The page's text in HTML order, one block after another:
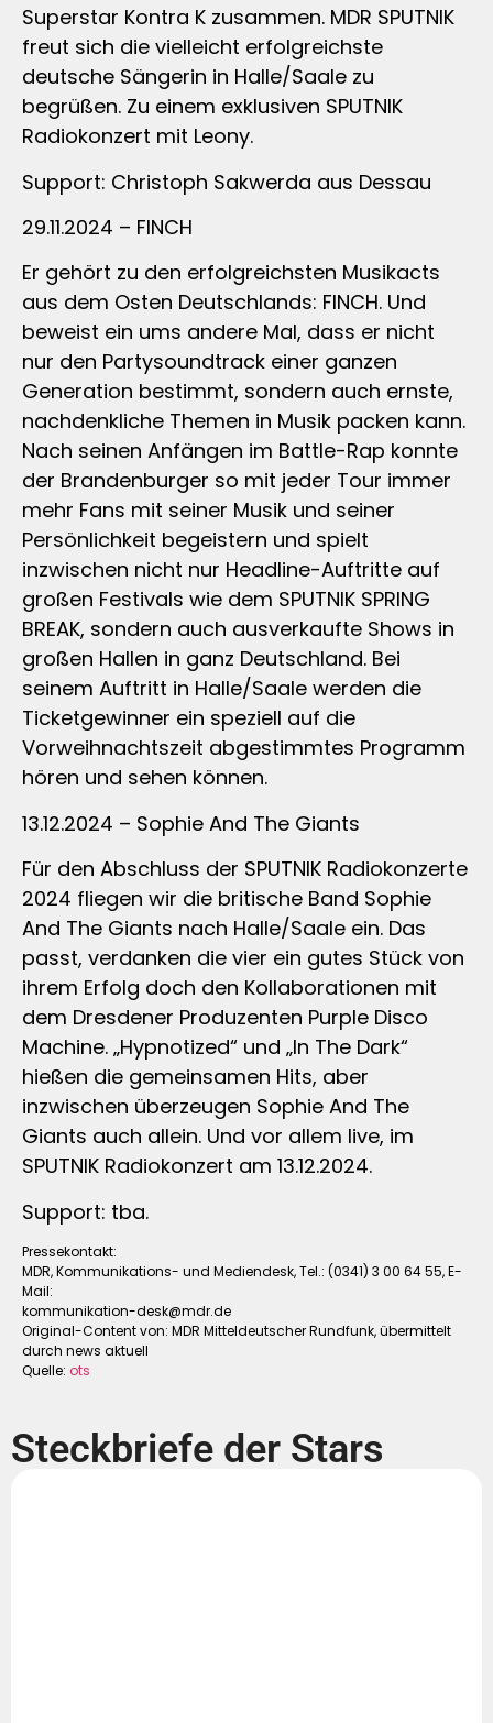
Superstar Kontra K zusammen. MDR SPUTNIK
freut sich die vielleicht erfolgreichste
deutsche Sängerin in Halle/Saale zu
begrüßen. Zu einem exklusiven SPUTNIK
Radiokonzert mit Leony.
Support: Christoph Sakwerda aus Dessau
29.11.2024 – FINCH
Er gehört zu den erfolgreichsten Musikacts
aus dem Osten Deutschlands: FINCH. Und
beweist ein ums andere Mal, dass er nicht
nur den Partysoundtrack einer ganzen
Generation bestimmt, sondern auch ernste,
nachdenkliche Themen in Musik packen kann.
Nach seinen Anfängen im Battle-Rap konnte
der Brandenburger so mit jeder Tour immer
mehr Fans mit seiner Musik und seiner
Persönlichkeit begeistern und spielt
inzwischen nicht nur Headline-Auftritte auf
großen Festivals wie dem SPUTNIK SPRING
BREAK, sondern auch ausverkaufte Shows in
großen Hallen in ganz Deutschland. Bei
seinem Auftritt in Halle/Saale werden die
Ticketgewinner ein speziell auf die
Vorweihnachtszeit abgestimmtes Programm
hören und sehen können.
13.12.2024 – Sophie And The Giants
Für den Abschluss der SPUTNIK Radiokonzerte
2024 fliegen wir die britische Band Sophie
And The Giants nach Halle/Saale ein. Das
passt, verdanken die vier ein gutes Stück von
ihrem Erfolg doch den Kollaborationen mit
dem Dresdener Produzenten Purple Disco
Machine. „Hypnotized“ und „In The Dark“
hießen die gemeinsamen Hits, aber
inzwischen überzeugen Sophie And The
Giants auch allein. Und vor allem live, im
SPUTNIK Radiokonzert am 13.12.2024.
Support: tba.
Pressekontakt:
MDR, Kommunikations- und Mediendesk, Tel.: (0341) 3 00 64 55, E-
Mail:
kommunikation-desk@mdr.de
Original-Content von: MDR Mitteldeutscher Rundfunk, übermittelt
durch news aktuell
Quelle: ots
Steckbriefe der Stars